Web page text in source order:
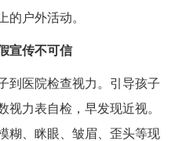
的户外活动。
宣传不可信
到医院检查视力。引导孩子
视力表自检，早发现近视。
糊、眯眼、皱眉、歪头等现